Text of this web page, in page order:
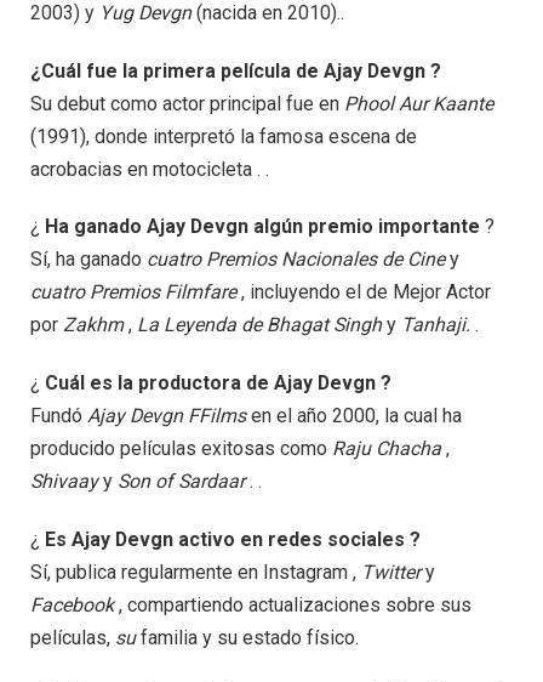
2003) y Yug Devgn(nacida en 2010)..
¿Cuál fue la primera película de Ajay Devgn ?
Su debut como actor principal fue en Phool Aur Kaante
(1991), donde interpretó la famosa escena de
acrobacias en motocicleta . .
¿ Ha ganado Ajay Devgn algún premio importante ?
Sí, ha ganado cuatro Premios Nacionales de Ciney
cuatro Premios Filmfare, incluyendo el de Mejor Actor
por Zakhm, La Leyenda de Bhagat Singhy Tanhaji. .
¿ Cuál es la productora de Ajay Devgn ?
Fundó Ajay Devgn FFilmsen el año 2000, la cual ha
producido películas exitosas como Raju Chacha ,
Shivaayy Son of Sardaar. .
¿ Es Ajay Devgn activo en redes sociales ?
Sí, publica regularmente en Instagram , Twittery
Facebook, compartiendo actualizaciones sobre sus
películas, sufamilia y su estado físico.